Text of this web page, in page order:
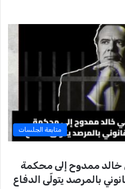
متابعة الجلسات
خالد ممدوح إلى محكمة
بالمرصد يتولّى الدفاع